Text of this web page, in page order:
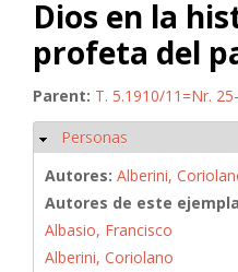
Dios en la
profeta del
Parent: T. 5.1910/11=Nr.
Ocultar
Personas
Autores: Alberini,
Autores de este
Albasio, Francisco
Alberini, Coriolano